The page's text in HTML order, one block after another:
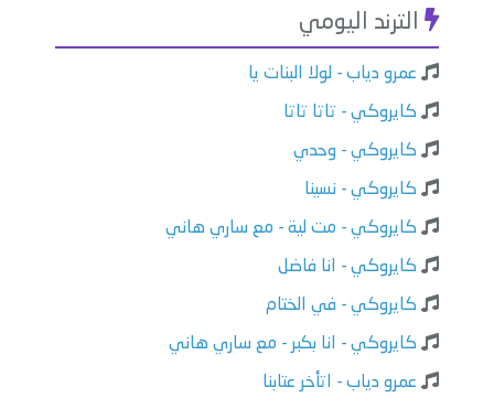
الترند اليومي
عمرو دياب - لولا البنات يا
كايروكي - تاتا تاتا
كايروكي - وحدي
كايروكي - نسينا
كايروكي - مت لية - مع ساري هاني
كايروكي - انا فاضل
كايروكي - في الختام
كايروكي - انا بكبر - مع ساري هاني
عمرو دياب - اتأخر عتابنا